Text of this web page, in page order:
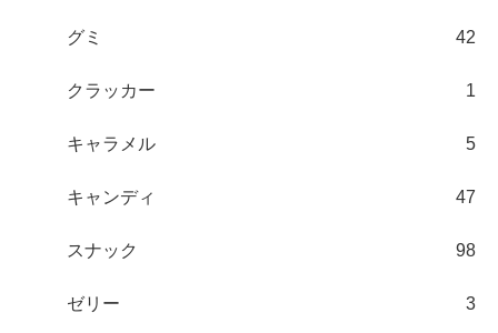
グミ 42
クラッカー 1
キャラメル 5
キャンディ 47
スナック 98
ゼリー 3